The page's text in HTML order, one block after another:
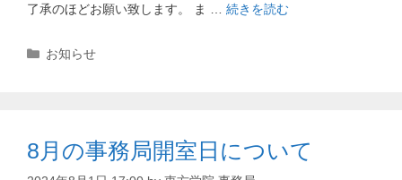
了承のほどお願い致します。 ま … 続きを読む
カ
お知らせ
8月の事務局開室日について